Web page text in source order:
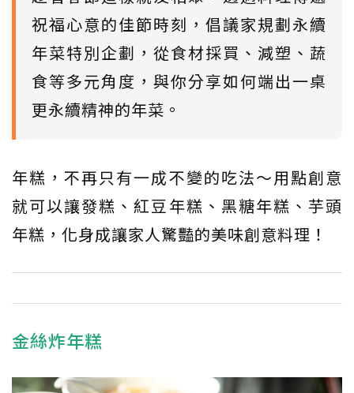
祝福心意的佳節時刻，倡議家規劃永續
年菜特別企劃，從食材採買、減塑、蔬
食等多元角度，與你分享如何端出一桌
更永續精神的年菜。
年糕，不再只有一成不變的吃法～用點創意
就可以讓發糕、紅豆年糕、黑糖年糕、芋頭
年糕，化身成讓家人驚豔的美味創意料理！
金絲炸年糕